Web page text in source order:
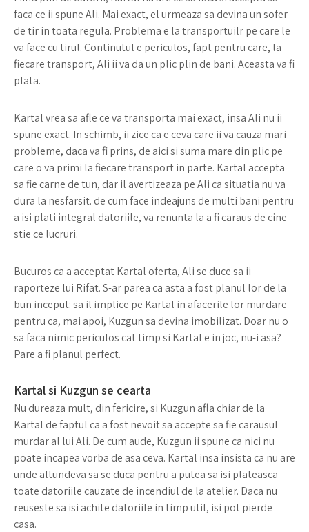
faca ce ii spune Ali. Mai exact, el urmeaza sa devina un sofer
de tir in toata regula. Problema e la transportuilr pe care le
va face cu tirul. Continutul e periculos, fapt pentru care, la
fiecare transport, Ali ii va da un plic plin de bani. Aceasta va fi
plata.
Kartal vrea sa afle ce va transporta mai exact, insa Ali nu ii
spune exact. In schimb, ii zice ca e ceva care ii va cauza mari
probleme, daca va fi prins, de aici si suma mare din plic pe
care o va primi la fiecare transport in parte. Kartal accepta
sa fie carne de tun, dar il avertizeaza pe Ali ca situatia nu va
dura la nesfarsit. de cum face indeajuns de multi bani pentru
a isi plati integral datoriile, va renunta la a fi caraus de cine
stie ce lucruri.
Bucuros ca a acceptat Kartal oferta, Ali se duce sa ii
raporteze lui Rifat. S-ar parea ca asta a fost planul lor de la
bun inceput: sa il implice pe Kartal in afacerile lor murdare
pentru ca, mai apoi, Kuzgun sa devina imobilizat. Doar nu o
sa faca nimic periculos cat timp si Kartal e in joc, nu-i asa?
Pare a fi planul perfect.
Kartal si Kuzgun se cearta
Nu dureaza mult, din fericire, si Kuzgun afla chiar de la
Kartal de faptul ca a fost nevoit sa accepte sa fie carausul
murdar al lui Ali. De cum aude, Kuzgun ii spune ca nici nu
poate incapea vorba de asa ceva. Kartal insa insista ca nu are
unde altundeva sa se duca pentru a putea sa isi plateasca
toate datoriile cauzate de incendiul de la atelier. Daca nu
reuseste sa isi achite datoriile in timp util, isi pot pierde
casa.